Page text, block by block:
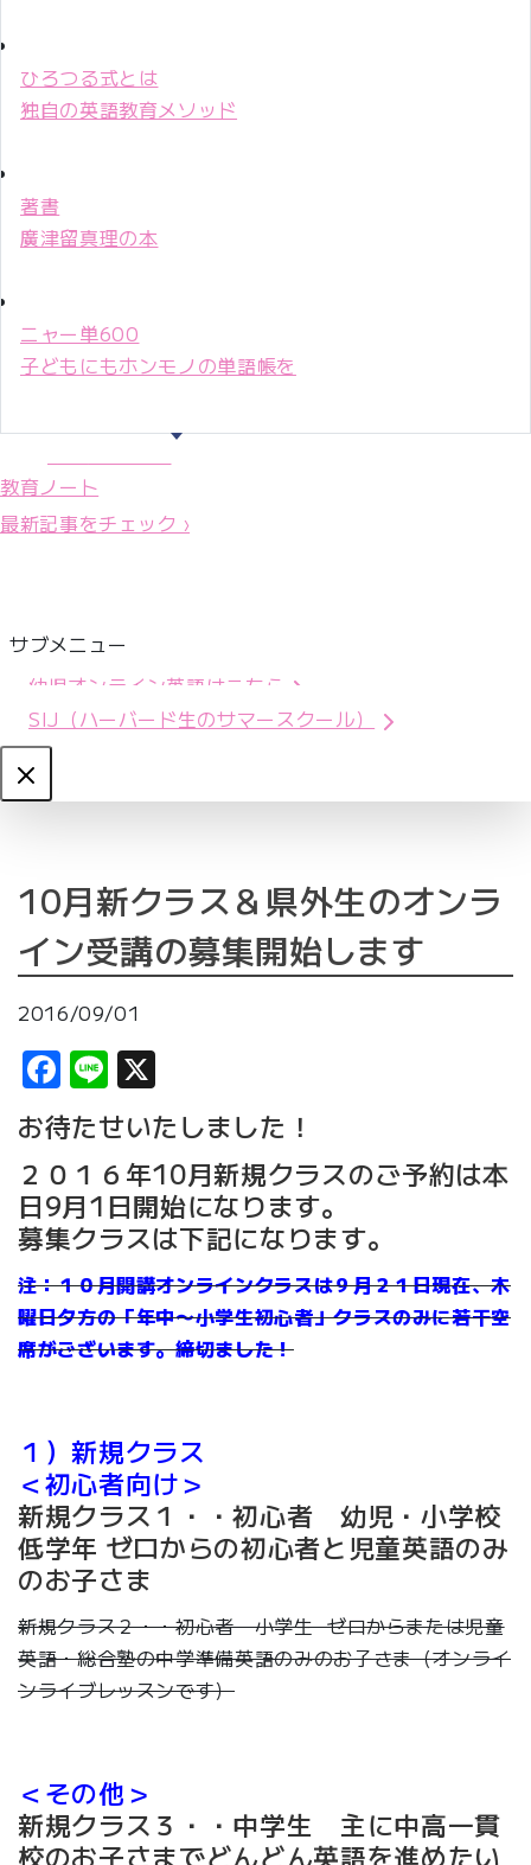
ひろつる式とは
独自の英語教育メソッド
著書
廣津留真理の本
ニャー単600
子どもにもホンモノの単語帳を
教育ノート
最新記事をチェック ›
サブメニュー
幼児オンライン英語はこちら
SIJ（ハーバード生のサマースクール）
Close
10月新クラス＆県外生のオンラ
イン受講の募集開始します
2016/09/01
Facebook
Line
お待たせいたしました！
２０１６年10月新規クラスのご予約は本
日9月1日開始になります。
募集クラスは下記になります。
注：１０月開講オンラインクラスは９月２１日現在、木
曜日夕方の「年中〜小学生初心者」クラスのみに若干空
席がございます。締切ました！
１）新規クラス
＜初心者向け＞
新規クラス１・・初心者 幼児・小学校
低学年 ゼロからの初心者と児童英語のみ
のお子さま
新規クラス２・・初心者 小学生 ゼロからまたは児童
英語・総合塾の中学準備英語のみのお子さま（オンライ
ンライブレッスンです）
＜その他＞
新規クラス３・・中学生 主に中高一貫
校のお子さまでどんどん英語を進めたい